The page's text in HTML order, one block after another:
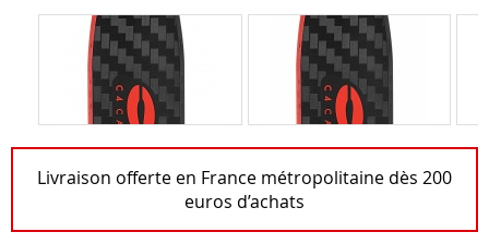
Livraison offerte en France métropolitaine dès 200
euros d’achats